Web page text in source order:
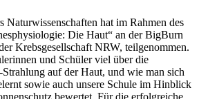
hat im Rahmen des
Die Haut“ an der BigBurn
Krebsgesellschaft NRW, teilgenommen.
und Schüler viel über die
auf der Haut, und wie man sich
sowie auch unsere Schule im Hinblick